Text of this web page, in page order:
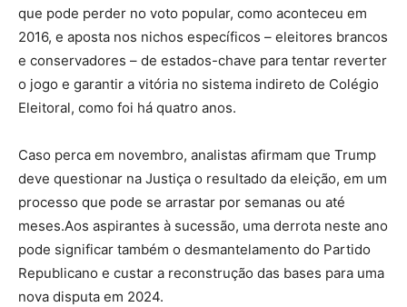
que pode perder no voto popular, como aconteceu em
2016, e aposta nos nichos específicos – eleitores brancos
e conservadores – de estados-chave para tentar reverter
o jogo e garantir a vitória no sistema indireto de Colégio
Eleitoral, como foi há quatro anos.
Caso perca em novembro, analistas afirmam que Trump
deve questionar na Justiça o resultado da eleição, em um
processo que pode se arrastar por semanas ou até
meses.Aos aspirantes à sucessão, uma derrota neste ano
pode significar também o desmantelamento do Partido
Republicano e custar a reconstrução das bases para uma
nova disputa em 2024.